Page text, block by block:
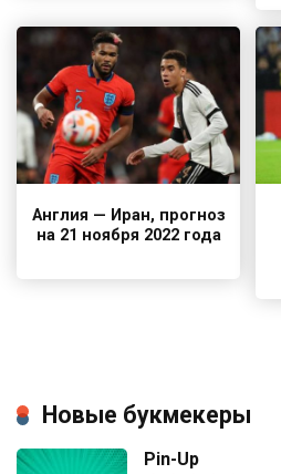
Англия — Иран, прогноз
на 21 ноября 2022 года
Новые букмекеры
Pin-Up